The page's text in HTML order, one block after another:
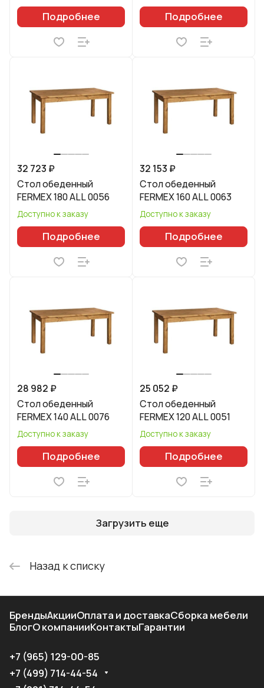
Подробнее Подробнее
32 723 ₽
Стол обеденный
FERMEX 180 ALL 0056
Доступно к заказу
Подробнее
32 153 ₽
Стол обеденный
FERMEX 160 ALL 0063
Доступно к заказу
Подробнее
28 982 ₽
Стол обеденный
FERMEX 140 ALL 0076
Доступно к заказу
Подробнее
25 052 ₽
Стол обеденный
FERMEX 120 ALL 0051
Доступно к заказу
Подробнее
Загрузить еще
Назад к списку
БрендыАкцииОплата и доставкаСборка мебели
БлогО компанииКонтактыГарантии
+7 (965) 129-00-85
+7 (499) 714-44-54